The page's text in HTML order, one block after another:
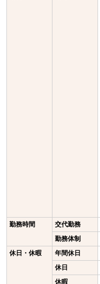
勤務時間
交代勤務
勤務体制
休日・休暇
年間休日
休日
休暇